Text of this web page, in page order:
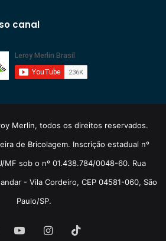
canal
Merlin, todos os direitos reservados.
de Bricolagem. Inscrição estadual nº
MF sob o nº 01.438.784/0048-60. Rua
- Vila Cordeiro, CEP 04581-060, São
Paulo/SP.
YouTubeInstagram